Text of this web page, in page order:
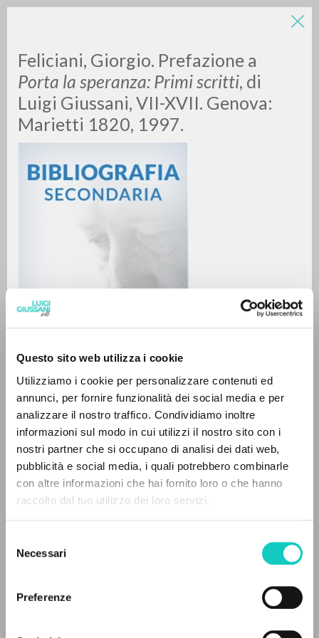
Questo sito web utilizza i cookie
Utilizziamo i cookie per personalizzare contenuti ed
annunci, per fornire funzionalità dei social media e per
analizzare il nostro traffico. Condividiamo inoltre
informazioni sul modo in cui utilizzi il nostro sito con i
nostri partner che si occupano di analisi dei dati web,
pubblicità e social media, i quali potrebbero combinarle
con altre informazioni che hai fornito loro o che hanno
raccolto dal tuo utilizzo dei loro servizi.
delNecessari
Preferenze
Feliciani, Giorgio. Prefazione a
Porta la speranza: Primi scritti, di
Luigi Giussani, VII-XVII. Genova:
Marietti 1820, 1997.
Feliciani GiorgioAuthor
Giussani LuigiAuthor
Marietti 1820
Italian
LUIGI
GIUSSANI
0RESULTS FOUND
MORE RESULTS